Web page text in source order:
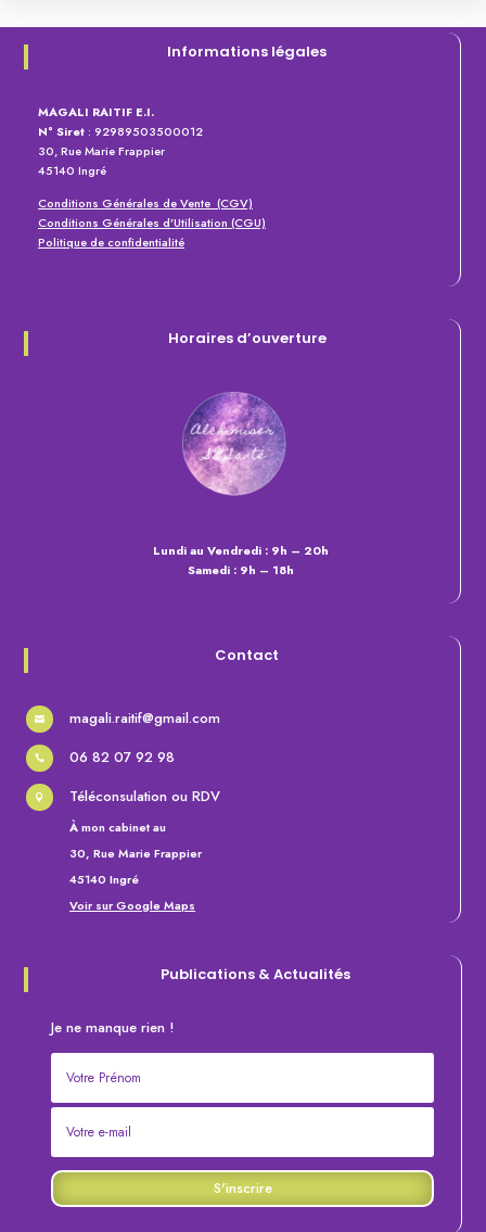
Informations légales
MAGALI RAITIF E.I.
N° Siret : 92989503500012
30, Rue Marie Frappier
45140 Ingré
Conditions Générales de Vente (CGV)
Conditions Générales d’Utilisation (CGU)
Politique de confidentialité
Horaires d’ouverture
Lundi au Vendredi : 9h – 20h
Samedi : 9h – 18h
Contact
 magali.raitif@gmail.com
 06 82 07 92 98
 Téléconsulation ou RDV
Àmon cabinet au
30, Rue Marie Frappier
45140 Ingré
Voir sur Google Maps
Publications &Actualités
Je ne manque rien !
S'inscrire